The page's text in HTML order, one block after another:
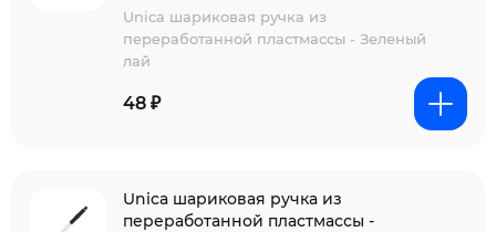
Unica шариковая ручка из
переработанной пластмассы - Зеленый
лай
48 ₽
Unica шариковая ручка из
переработанной пластмассы -